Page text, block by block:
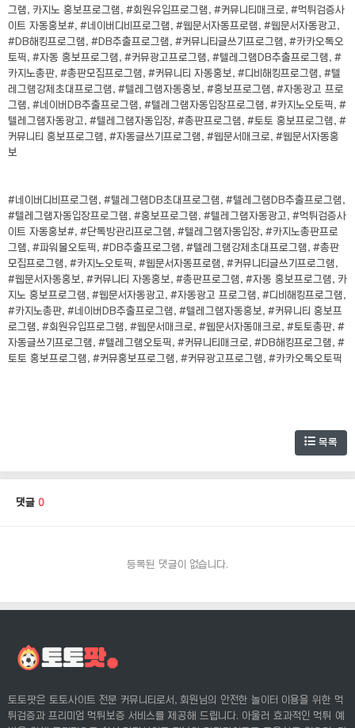
그램, 카지노 홍보프로그램, #회원유입프로그램, #커뮤니티매크로, #먹튀검증사
이트 자동홍보#, #네이버디비프로그램, #웹문서자동프로램, #웹문서자동광고,
#DB해킹프로그램, #DB추출프로그램, #커뮤니티글쓰기프로그램, #카카오톡오
토픽, #자동 홍보프로그램, #커뮤광고프로그램, #텔레그램DB추출프로그램, #
카지노총판, #총판모집프로그램, #커뮤니티 자동홍보, #디비해킹프로그램, #텔
레그램강제초대프로그램, #텔레그램자동홍보, #홍보프로그램, #자동광고 프로
그램, #네이버DB추출프로그램, #텔레그램자동입장프로그램, #카지노오토픽, #
텔레그램자동광고, #텔레그램자동입장, #총판프로그램, #토토 홍보프로그램, #
커뮤니티 홍보프로그램, #자동글쓰기프로그램, #웹문서매크로, #웹문서자동홍
보
#네이버디비프로그램, #텔레그램DB초대프로그램, #텔레그램DB추출프로그램,
#텔레그램자동입장프로그램, #홍보프로그램, #텔레그램자동광고, #먹튀검증사
이트 자동홍보#, #단톡방관리프로그램, #텔레그램자동입장, #카지노총판프로
그램, #파워볼오토픽, #DB추출프로그램, #텔레그램강제초대프로그램, #총판
모집프로그램, #카지노오토픽, #웹문서자동프로램, #커뮤니티글쓰기프로그램,
#웹문서자동홍보, #커뮤니티 자동홍보, #총판프로그램, #자동 홍보프로그램, 카
지노 홍보프로그램, #웹문서자동광고, #자동광고 프로그램, #디비해킹프로그램,
#카지노총판, #네이버DB추출프로그램, #텔레그램자동홍보, #커뮤니티 홍보프
로그램, #회원유입프로그램, #웹문서매크로, #웹문서자동매크로, #토토총판, #
자동글쓰기프로그램, #텔레그램오토픽, #커뮤니티매크로, #DB해킹프로그램, #
토토 홍보프로그램, #커뮤홍보프로그램, #커뮤광고프로그램, #카카오톡오토픽
목록
댓글 0
등록된 댓글이 없습니다.
토토팟은 토토사이트 전문 커뮤니티로서, 회원님의 안전한 놀이터 이용을 위한 먹
튀검증과 프리미엄 먹튀보증 서비스를 제공해 드립니다. 아울러 효과적인 먹튀 예